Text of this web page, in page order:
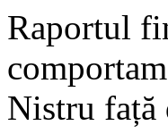
Raportul
Nistru față